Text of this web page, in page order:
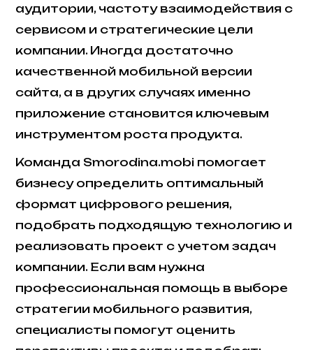
аудитории, частоту взаимодействия с
сервисом и стратегические цели
компании. Иногда достаточно
качественной мобильной версии
сайта, а в других случаях именно
приложение становится ключевым
инструментом роста продукта.
Команда Smorodina.mobi помогает
бизнесу определить оптимальный
формат цифрового решения,
подобрать подходящую технологию и
реализовать проект с учетом задач
компании. Если вам нужна
профессиональная помощь в выборе
стратегии мобильного развития,
специалисты помогут оценить